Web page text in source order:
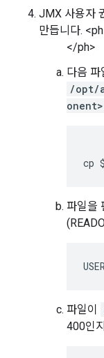
JMX 사용자
만듭니다.
</ph>
다음 파
/opt/
cp
파일을
파일이
400인